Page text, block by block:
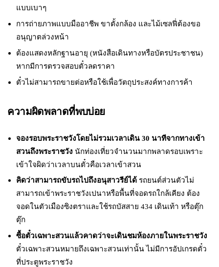
แบบเบาๆ
การถ่ายภาพแบบมืออาชีพ ขาตั้งกล้อง และไม้เซลฟี่ต้องขอ
อนุญาตล่วงหน้า
ต้องแสดงหลักฐานอายุ (หนังสือเดินทางหรือบัตรประชาชน)
หากมีการตรวจสอบตั๋วลดราคา
ตั๋วไม่สามารถขายต่อหรือใช้เพื่อวัตถุประสงค์ทางการค้า
ความผิดพลาดที่พบบ่อย
จองรอบพระราชวังโดยไม่รวมเวลาเดิน 30 นาทีจากทางเข้า
สวนถึงพระราชวัง นักท่องเที่ยวจำนวนมากพลาดรอบเพราะ
เข้าใจผิดว่าเวลาบนตั๋วคือเวลาเข้าสวน
คิดว่าสามารถขับรถไปถึงอนุสาวรีย์ได้ รถยนต์ส่วนตัวไม่
สามารถเข้าพระราชวังเปนาหรือพื้นที่จอดรถใกล้เคียง ต้อง
จอดในตัวเมืองซิงตราและใช้รถบัสสาย 434 เดินเท้า หรือตุ๊ก
ตุ๊ก
ซื้อตั๋วเฉพาะสวนแล้วคาดว่าจะเดินชมห้องภายในพระราชวัง
ตั๋วเฉพาะสวนหมายถึงเฉพาะสวนเท่านั้น ไม่มีการอัปเกรดตั๋ว
ที่ประตูพระราชวัง